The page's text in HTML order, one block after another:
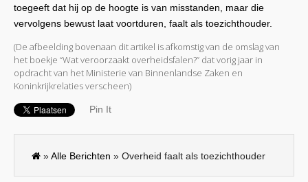
toegeeft dat hij op de hoogte is van misstanden, maar die
vervolgens bewust laat voortduren, faalt als toezichthouder.
(De afbeelding bovenaan dit artikel is afkomstig van de omslag van
het boekje “Wat veroorzaakt overheidsfalen?” dat vorig jaar in
opdracht van het Ministerie van Binnenlandse Zaken en
Koninkrijkrelaties verscheen)
Pin It
»Alle Berichten » Overheid faalt als toezichthouder